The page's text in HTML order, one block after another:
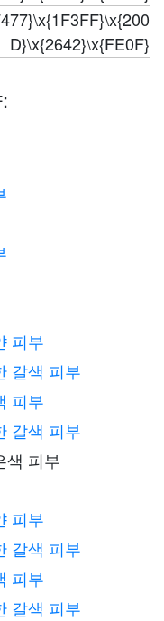
D}\x{2642}\x{FE0F}
피부
갈색 피부
피부
갈색 피부
색 피부
피부
갈색 피부
피부
갈색 피부